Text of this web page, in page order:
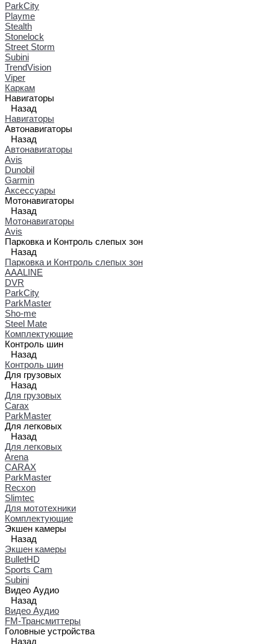
ParkCity
Playme
Stealth
Stonelock
Street Storm
Subini
TrendVision
Viper
Каркам
Навигаторы
Назад
Навигаторы
Автонавигаторы
Назад
Автонавигаторы
Avis
Dunobil
Garmin
Аксессуары
Мотонавигаторы
Назад
Мотонавигаторы
Avis
Парковка и Контроль слепых зон
Назад
Парковка и Контроль слепых зон
AAALINE
DVR
ParkCity
ParkMaster
Sho-me
Steel Mate
Комплектующие
Контроль шин
Назад
Контроль шин
Для грузовых
Назад
Для грузовых
Carax
ParkMaster
Для легковых
Назад
Для легковых
Arena
CARAX
ParkMaster
Recxon
Slimtec
Для мототехники
Комплектующие
Экшен камеры
Назад
Экшен камеры
BulletHD
Sports Cam
Subini
Видео Аудио
Назад
Видео Аудио
FM-Трансмиттеры
Головные устройства
Назад